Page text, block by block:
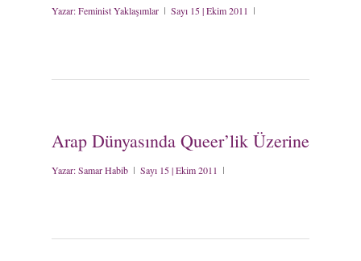
Yazar:Feminist Yaklaşımlar Sayı 15 | Ekim 2011
Arap Dünyasında Queer’lik Üzerine
Yazar:Samar Habib Sayı 15 | Ekim 2011